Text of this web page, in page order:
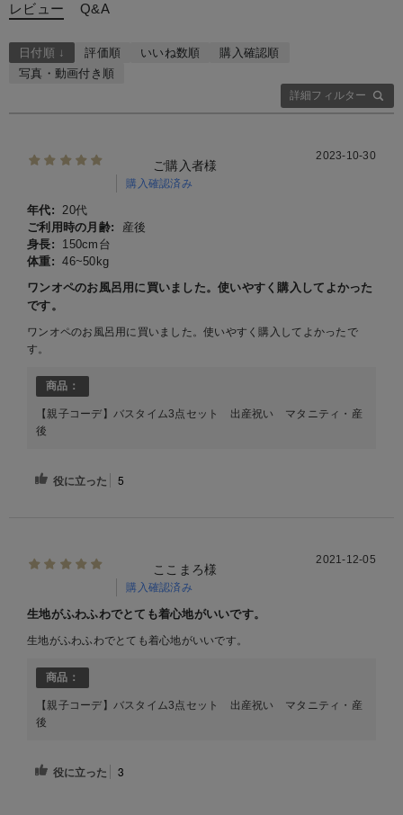
レビュー Q&A
詳細フィルター
日付順 ↓ 評価順 いいね数順
購入確認順
写真・動画付き順
ご購入者様
購入確認済み
2023-10-30
年代: 20代
ご利用時の月齢:
産後
身長:
150cm台
体重: 46~50kg
ワンオペのお風呂用に買いました。使いやすく購入してよかった
です。
ワンオペのお風呂用に買いました。使いやすく購入してよかったで
す。
商品：
【親子コーデ】バスタイム3点セット 出産祝い マタニティ・産
後
役に立った 5
ここまろ様
購入確認済み
2021-12-05
生地がふわふわでとても着心地がいいです。
生地がふわふわでとても着心地がいいです。
商品：
【親子コーデ】バスタイム3点セット 出産祝い マタニティ・産
後
役に立った 3